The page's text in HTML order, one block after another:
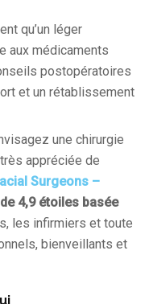
qu’un léger
aux médicaments
postopératoires
et un rétablissement
une chirurgie
appréciée de
Surgeons –
4,9 étoiles basée
les infirmiers et toute
bienveillants et